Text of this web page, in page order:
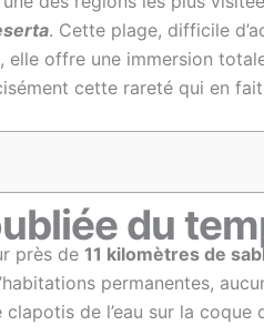
. Cette plage, difficile
, elle offre une immersion
cette rareté qui en
du
près de 11 kilomètres de
permanentes,
de l’eau sur la